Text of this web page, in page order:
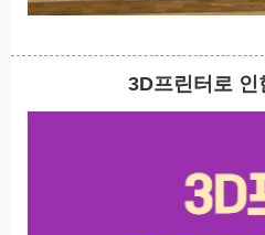
3D프린터로 인